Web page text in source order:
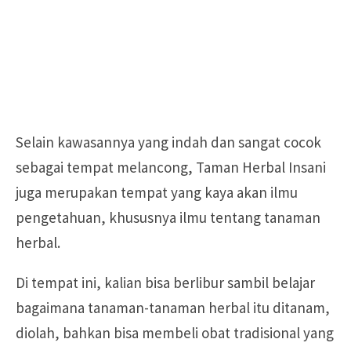
Selain kawasannya yang indah dan sangat cocok
sebagai tempat melancong, Taman Herbal Insani
juga merupakan tempat yang kaya akan ilmu
pengetahuan, khususnya ilmu tentang tanaman
herbal.
Di tempat ini, kalian bisa berlibur sambil belajar
bagaimana tanaman-tanaman herbal itu ditanam,
diolah, bahkan bisa membeli obat tradisional yang